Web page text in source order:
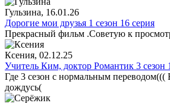
Гульзина, 16.01.26
Дорогие мои друзья 1 сезон 16 серия
Прекрасный фильм .Советую к
Ксения, 02.12.25
Учитель Ким, доктор Романтик 3 сезон
Где 3 сезон с нормальным переводом(((
дождусь(